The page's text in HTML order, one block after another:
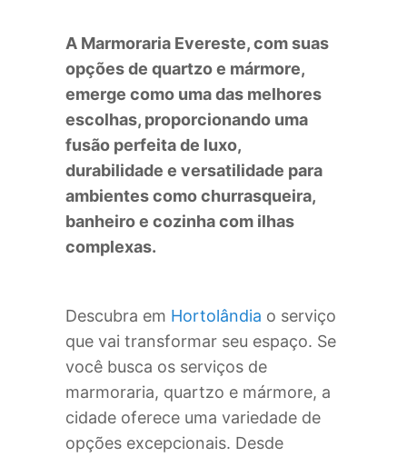
A Marmoraria Evereste, com suas
opções de quartzo e mármore,
emerge como uma das melhores
escolhas, proporcionando uma
fusão perfeita de luxo,
durabilidade e versatilidade para
ambientes como churrasqueira,
banheiro e cozinha com ilhas
complexas.
Descubra em Hortolândia o serviço
que vai transformar seu espaço. Se
você busca os serviços de
marmoraria, quartzo e mármore, a
cidade oferece uma variedade de
opções excepcionais. Desde